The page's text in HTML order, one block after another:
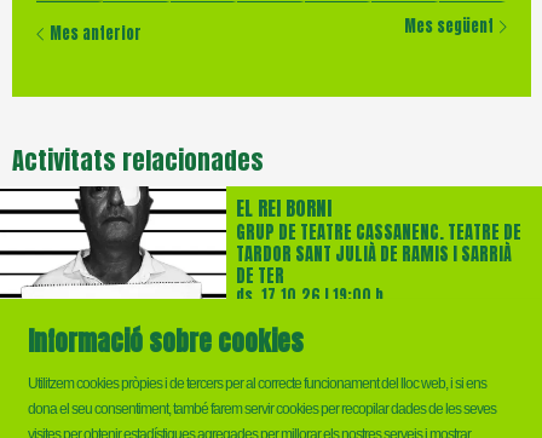
Mes anterior Mes següent
Activitats relacionades
EL REI BORNI
GRUP DE TEATRE CASSANENC. TEATRE DE
TARDOR SANT JULIÀ DE RAMIS I SARRIÀ
DE TER
ds. 17.10.26 |19:00 h
Informació sobre cookies
Utilitzem cookies pròpies i de tercers per al correcte funcionament del lloc web, i si ens
dona el seu consentiment, també farem servir cookies per recopilar dades de les seves
visites per obtenir estadístiques agregades per millorar els nostres serveis i mostrar